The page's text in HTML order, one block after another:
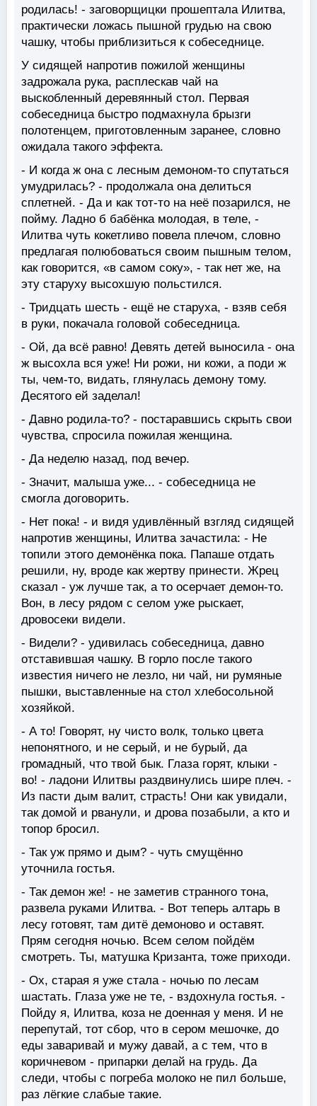
родилась! - заговорщицки прошептала Илитва,
практически ложась пышной грудью на свою
чашку, чтобы приблизиться к собеседнице.
У сидящей напротив пожилой женщины
задрожала рука, расплескав чай на
выскобленный деревянный стол. Первая
собеседница быстро подмахнула брызги
полотенцем, приготовленным заранее, словно
ожидала такого эффекта.
- И когда ж она с лесным демоном-то спутаться
умудрилась? - продолжала она делиться
сплетней. - Да и как тот-то на неё позарился, не
пойму. Ладно б бабёнка молодая, в теле, -
Илитва чуть кокетливо повела плечом, словно
предлагая полюбоваться своим пышным телом,
как говорится, «в самом соку», - так нет же, на
эту старуху высохшую польстился.
- Тридцать шесть - ещё не старуха, - взяв себя
в руки, покачала головой собеседница.
- Ой, да всё равно! Девять детей выносила - она
ж высохла вся уже! Ни рожи, ни кожи, а поди ж
ты, чем-то, видать, глянулась демону тому.
Десятого ей заделал!
- Давно родила-то? - постаравшись скрыть свои
чувства, спросила пожилая женщина.
- Да неделю назад, под вечер.
- Значит, малыша уже... - собеседница не
смогла договорить.
- Нет пока! - и видя удивлённый взгляд сидящей
напротив женщины, Илитва зачастила: - Не
топили этого демонёнка пока. Папаше отдать
решили, ну, вроде как жертву принести. Жрец
сказал - уж лучше так, а то осерчает демон-то.
Вон, в лесу рядом с селом уже рыскает,
дровосеки видели.
- Видели? - удивилась собеседница, давно
отставившая чашку. В горло после такого
известия ничего не лезло, ни чай, ни румяные
пышки, выставленные на стол хлебосольной
хозяйкой.
- А то! Говорят, ну чисто волк, только цвета
непонятного, и не серый, и не бурый, да
громадный, что твой бык. Глаза горят, клыки -
во! - ладони Илитвы раздвинулись шире плеч. -
Из пасти дым валит, страсть! Они как увидали,
так домой и рванули, и дрова позабыли, а кто и
топор бросил.
- Так уж прямо и дым? - чуть смущённо
уточнила гостья.
- Так демон же! - не заметив странного тона,
развела руками Илитва. - Вот теперь алтарь в
лесу готовят, там дитё демоново и оставят.
Прям сегодня ночью. Всем селом пойдём
смотреть. Ты, матушка Кризанта, тоже приходи.
- Ох, старая я уже стала - ночью по лесам
шастать. Глаза уже не те, - вздохнула гостья. -
Пойду я, Илитва, коза не доенная у меня. И не
перепутай, тот сбор, что в сером мешочке, до
еды заваривай и мужу давай, а с тем, что в
коричневом - припарки делай на грудь. Да
следи, чтобы с погреба молоко не пил больше,
раз лёгкие слабые такие.